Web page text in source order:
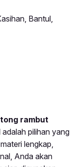
Bantul,
rambut
pilihan yang
lengkap,
Anda akan